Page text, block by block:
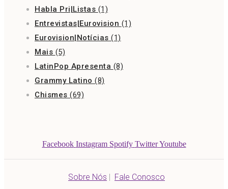
Habla Pri|Listas (1)
Entrevistas|Eurovision (1)
Eurovision|Notícias (1)
Mais (5)
LatinPop Apresenta (8)
Grammy Latino (8)
Chismes (69)
Facebook Instagram Spotify Twitter Youtube
Sobre Nós | Fale Conosco